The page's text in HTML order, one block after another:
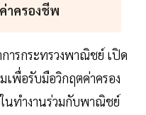
าครองชีพ
ารกระทรวงพาณิชย์ เปิด
เพื่อรับมือวิกฤตค่าครอง
นทำงานร่วมกับพาณิชย์